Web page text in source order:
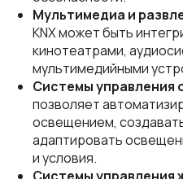
Мультимедиа и
KNX может быть
кинотеатрами,
мультимедийными
Системы управления
позволяет
освещением,
адаптировать
и условия.
Системы управления